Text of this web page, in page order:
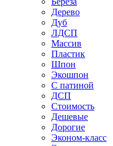
Дерево
Дуб
ЛДСП
Массив
Пластик
Шпон
Экошпон
С патиной
ДСП
Стоимость
Дешевые
Дорогие
Эконом-класс